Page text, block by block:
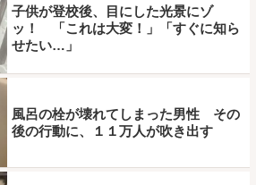
子供が登校後、目にした光景にゾ
ッ！ 「これは大変！」「すぐに知ら
せたい…」
風呂の栓が壊れてしまった男性 その
後の行動に、１１万人が吹き出す